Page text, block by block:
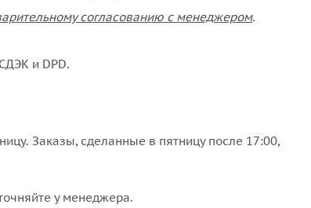
согласованию с менеджером.
и DPD.
Заказы, сделанные в пятницу после 17:00,
у менеджера.